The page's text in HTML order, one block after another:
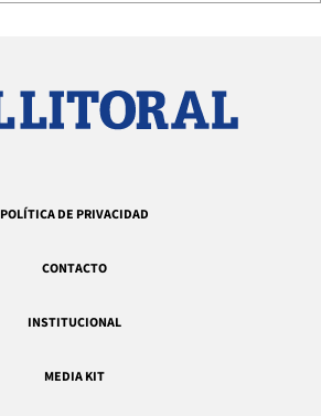
POLÍTICA DE PRIVACIDAD
CONTACTO
INSTITUCIONAL
MEDIA KIT